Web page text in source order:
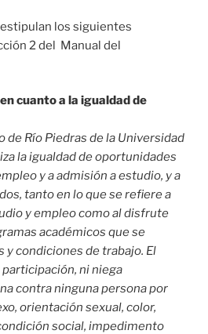
los siguientes
2 del Manual del
cuanto a la igualdad de
de Río Piedras de la Universidad
la igualdad de oportunidades
y a admisión a estudio, y a
tanto en lo que se refiere a
y empleo como al disfrute
académicos que se
condiciones de trabajo. El
ni niega
contra ninguna persona por
orientación sexual, color,
social, impedimento